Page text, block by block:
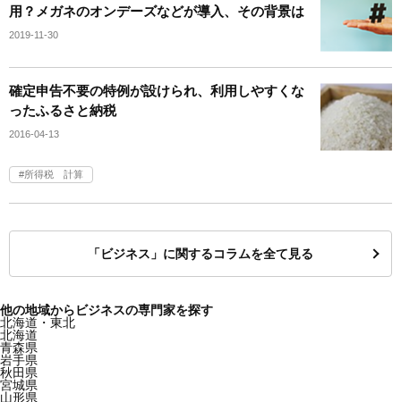
用？メガネのオンデーズなどが導入、その背景は
2019-11-30
確定申告不要の特例が設けられ、利用しやすくな
ったふるさと納税
2016-04-13
所得税 計算
「ビジネス」に関するコラムを全て見る
他の地域からビジネスの専門家を探す
北海道・東北
北海道
青森県
岩手県
秋田県
宮城県
山形県